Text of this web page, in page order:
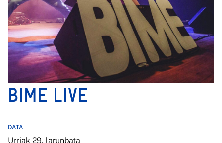
BIME LIVE
DATA
Urriak 29, larunbata